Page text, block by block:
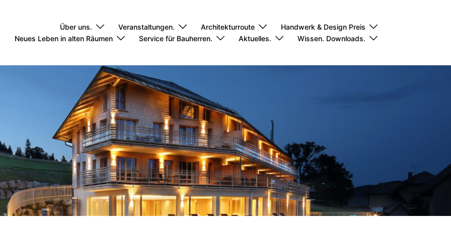
Über uns. Veranstaltungen. Architekturroute
Handwerk & Design Preis
Neues Leben in alten Räumen
Service für Bauherren. Aktuelles. Wissen. Downloads.